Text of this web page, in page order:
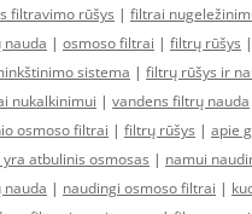
filtravimo rūšys | filtrai
| osmoso filtrai | filtrų rūšys |
sistema | filtrų rūšys ir
nukalkinimui | vandens filtrų nauda
osmoso filtrai | filtrų rūšys | apie
yra atbulinis osmosas | namui
| naudingi osmoso filtrai |